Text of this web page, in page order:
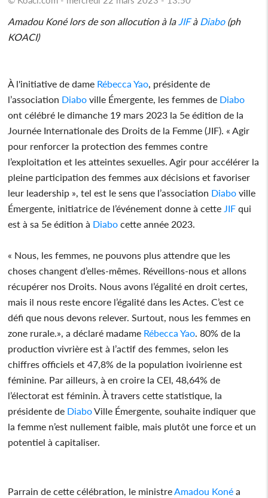
Amadou Koné lors de son allocution à laJIFà Diabo(ph
KOACI)
À l'initiative de dame Rébecca Yao , présidente de
l’association Diabo ville Émergente, les femmes de Diabo
ont célébré le dimanche 19 mars 2023 la 5e édition de la
Journée Internationale des Droits de la Femme (JIF). « Agir
pour renforcer la protection des femmes contre
l’exploitation et les atteintes sexuelles. Agir pour accélérer la
pleine participation des femmes aux décisions et favoriser
leur leadership », tel est le sens que l’association Diabo ville
Émergente, initiatrice de l’événement donne à cette JIF qui
est à sa 5e édition à Diabo cette année 2023.
« Nous, les femmes, ne pouvons plus attendre que les
choses changent d’elles-mêmes. Réveillons-nous et allons
récupérer nos Droits. Nous avons l’égalité en droit certes,
mais il nous reste encore l’égalité dans les Actes. C’est ce
défi que nous devons relever. Surtout, nous les femmes en
zone rurale.», a déclaré madame Rébecca Yao . 80% de la
production vivrière est à l’actif des femmes, selon les
chiffres officiels et 47,8% de la population ivoirienne est
féminine. Par ailleurs, à en croire la CEI, 48,64% de
l’électorat est féminin. À travers cette statistique, la
présidente de DiaboVille Émergente, souhaite indiquer que
la femme n’est nullement faible, mais plutôt une force et un
potentiel à capitaliser.
Parrain de cette célébration, le ministre Amadou Koné a